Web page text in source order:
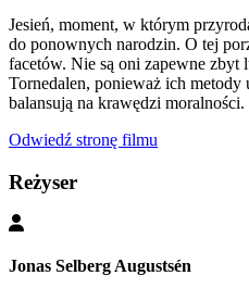
Jesień, moment, w którym
do ponownych narodzin. O tej
facetów. Nie są oni zapewne zbyt
Tornedalen, ponieważ ich
balansują na krawędzi moralności.
Odwiedź stronę filmu
Reżyser
Jonas Selberg Augustsén